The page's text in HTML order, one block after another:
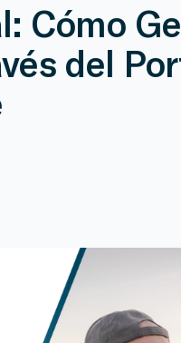
Cómo
del